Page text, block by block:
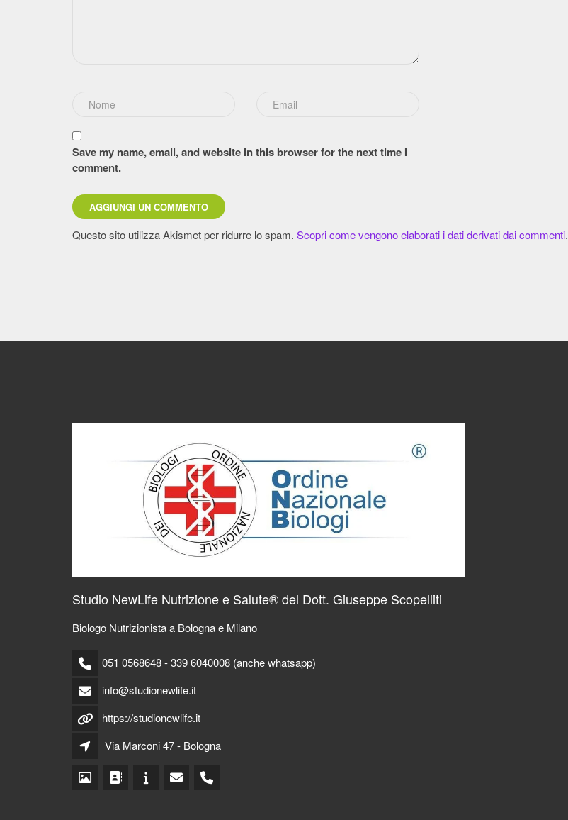
Save my name, email, and website in this browser for the next time I
comment.
Questo sito utilizza Akismet per ridurre lo spam. Scopri come vengono elaborati i dati derivati dai commenti.
Studio NewLife Nutrizione e Salute® del Dott. Giuseppe Scopelliti
Biologo Nutrizionista a Bologna e Milano
051 0568648 - 339 6040008 (anche whatsapp)
info@studionewlife.it
https://studionewlife.it
Via Marconi 47 - Bologna